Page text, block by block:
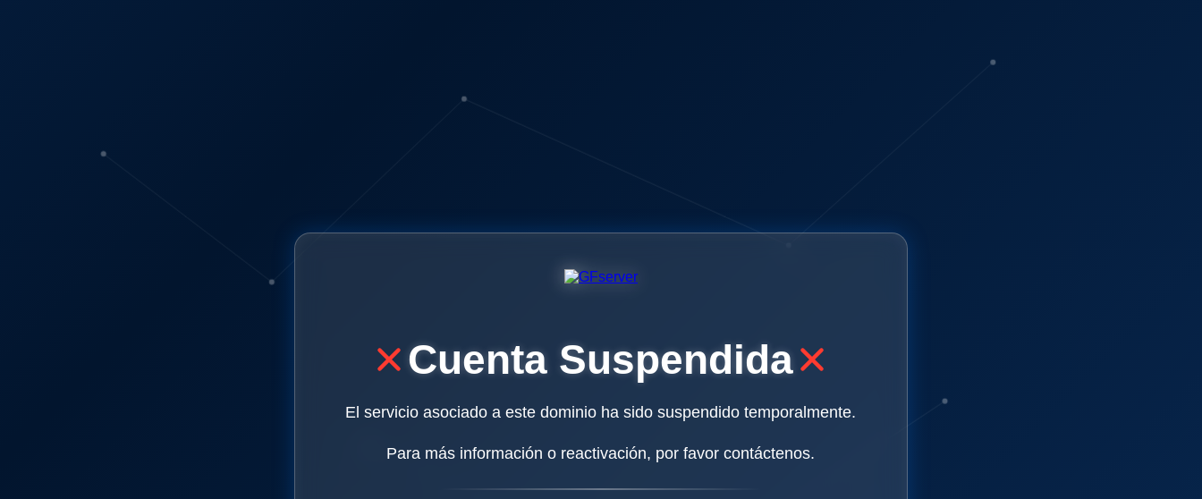
Cuenta Suspendida
El servicio asociado a este dominio ha sido suspendido temporalmente.
Para más información o reactivación, por favor contáctenos.